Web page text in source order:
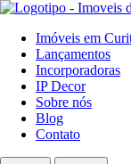
Imóveis em
Lançamentos
Incorporadoras
IP Decor
Sobre nós
Blog
Contato